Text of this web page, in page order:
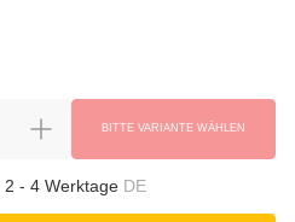
BITTE VARIANTE WÄHLEN
2 - 4 Werktage DE